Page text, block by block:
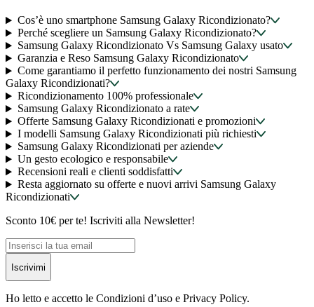
Cos’è uno smartphone Samsung Galaxy Ricondizionato?
Perché scegliere un Samsung Galaxy Ricondizionato?
Samsung Galaxy Ricondizionato Vs Samsung Galaxy usato
Garanzia e Reso Samsung Galaxy Ricondizionato
Come garantiamo il perfetto funzionamento dei nostri Samsung
Galaxy Ricondizionati?
Ricondizionamento 100% professionale
Samsung Galaxy Ricondizionato a rate
Offerte Samsung Galaxy Ricondizionati e promozioni
I modelli Samsung Galaxy Ricondizionati più richiesti
Samsung Galaxy Ricondizionati per aziende
Un gesto ecologico e responsabile
Recensioni reali e clienti soddisfatti
Resta aggiornato su offerte e nuovi arrivi Samsung Galaxy
Ricondizionati
Sconto 10€ per te! Iscriviti alla Newsletter!
Iscrivimi
Ho letto e accetto le Condizioni d’uso e Privacy Policy.